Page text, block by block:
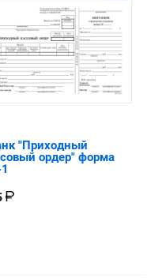
"Приходный
ордер" форма